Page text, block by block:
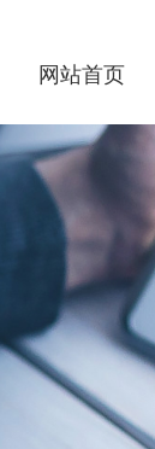
网站首页